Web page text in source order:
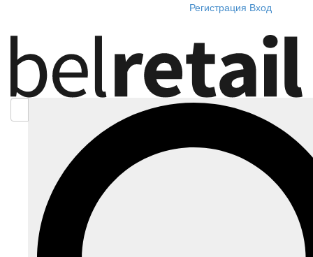
Регистрация Вход